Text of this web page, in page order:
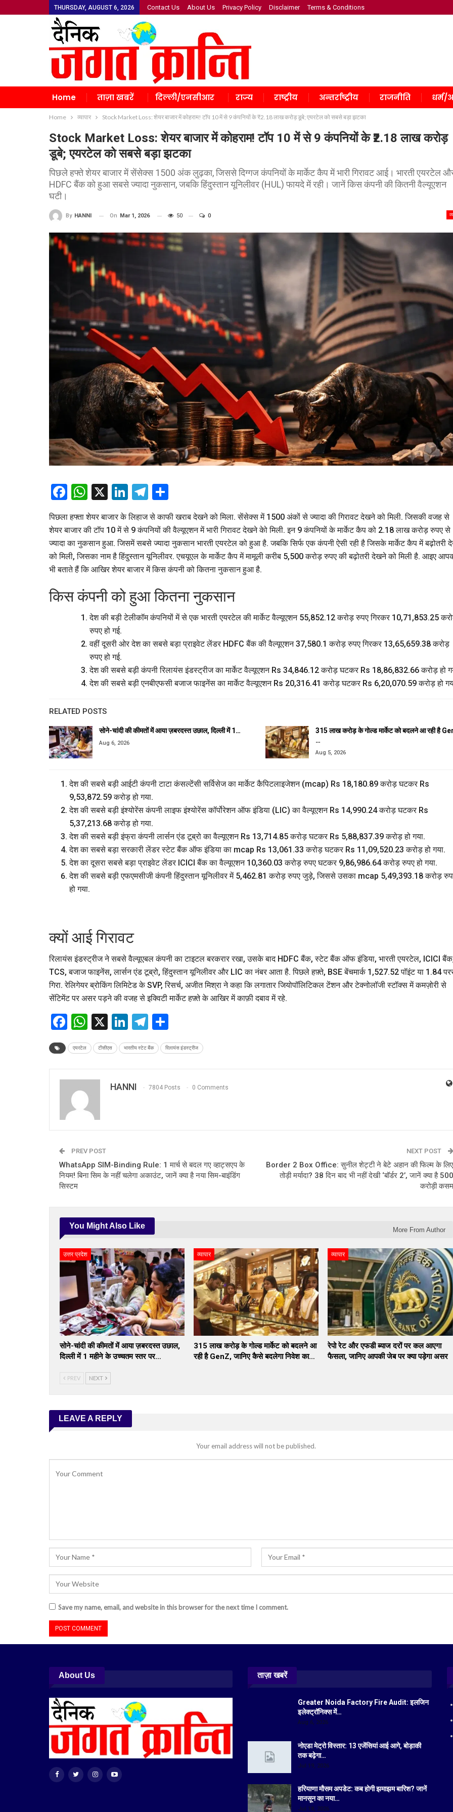
THURSDAY, AUGUST 6, 2026 Contact Us About Us Privacy Policy Disclaimer Terms & Conditions
Home ताज़ा खबरें दिल्ली/एनसीआर राज्य राष्ट्रीय अन्तर्राष्ट्रीय राजनीति धर्म/
Home व्यापार Stock Market Loss: शेयर बाजार में कोहराम! टॉप 10 में से 9 कंपनियों के ₹2.18 लाख करोड़ डूबे; एयरटेल को सबसे बड़ा झटका
Stock Market Loss: शेयर बाजार में कोहराम! टॉप 10 में से 9 कंपनियों के ₹2.18 लाख करोड़
डूबे; एयरटेल को सबसे बड़ा झटका
पिछले हफ्ते शेयर बाजार में सेंसेक्स 1500 अंक लुढ़का, जिससे दिग्गज कंपनियों के मार्केट कैप में भारी गिरावट आई। भारती एयरटेल
HDFC बैंक को हुआ सबसे ज्यादा नुकसान, जबकि हिंदुस्तान यूनिलीवर (HUL) फायदे में रही। जानें किस कंपनी की कितनी वैल्यूएशन
घटी।
By HANNI On Mar 1, 2026 50 0
Facebook
WhatsApp
X LinkedIn
Telegram
पिछला हफ्ता शेयर बाजार के लिहाज से काफी खराब देखने को मिला. सेंसेक्स में 1500 अंकों से ज्यादा की गिरावट देखने को मिली. जिसकी वजह से
शेयर बाजार की टॉप 10 में से 9 कंपनियों की वैल्यूएशन में भारी गिरावट देखने केो मिली. इन 9 कंपनियों के मार्केट कैप को 2.18 लाख करोड़ रुपए से
ज्यादा का नुकसान हुआ. जिसमें सबसे ज्यादा नुकसान भारती एयरटेल को हुआ है. जबकि सिर्फ एक कंपनी ऐसी रही है जिसके मार्केट कैप में बढ़ोतरी
को मिली, जिसका नाम है हिंदुस्तान यूनिलीवर. एचयूएल के मार्केट कैप में मामूली करीब 5,500 करोड़ रुपए की बढ़ोतरी देखने को मिली है. आइए
भी बताते हैं कि आखिर शेयर बाजार में किस कंपनी को कितना नुकसान हुआ है.
किस कंपनी को हुआ कितना नुकसान
देश की बड़ी टेलीकॉम कंपनियों में से एक भारती एयरटेल की मार्केट वैल्यूएशन 55,852.12 करोड़ रुपए गिरकर 10,71,853.25
रुपए हो गई.
वहीं दूसरी ओर देश का सबसे बड़ा प्राइवेट लेंडर HDFC बैंक की वैल्यूएशन 37,580.1 करोड़ रुपए गिरकर 13,65,659.38 करोड़
रुपए हो गई.
देश की सबसे बड़ी कंपनी रिलायंस इंडस्ट्रीज का मार्केट वैल्यूएशन Rs 34,846.12 करोड़ घटकर Rs 18,86,832.66 करोड़ हो
देश की सबसे बड़ी एनबीएफसी बजाज फाइनेंस का मार्केट वैल्यूएशन Rs 20,316.41 करोड़ घटकर Rs 6,20,070.59 करोड़ हो
RELATED POSTS
सोने-चांदी की कीमतों में आया ज़बरदस्त उछाल, दिल्ली में 1…
Aug 6, 2026
₹315 लाख करोड़ के गोल्ड मार्केट को बदलने आ रही है
…
Aug 5, 2026
देश की सबसे बड़ी आईटी कंपनी टाटा कंसल्टेंसी सर्विसेज का मार्केट कैपिटलाइजेशन (mcap) Rs 18,180.89 करोड़ घटकर Rs
9,53,872.59 करोड़ हो गया.
देश की सबसे बड़ी इंश्योरेंस कंपनी लाइफ इंश्योरेंस कॉर्पोरेशन ऑफ इंडिया (LIC) का वैल्यूएशन Rs 14,990.24 करोड़ घटकर Rs
5,37,213.68 करोड़ हो गया.
देश की सबसे बड़ी इंफ्रा कंपनी लार्सन एंड टूब्रो का वैल्यूएशन Rs 13,714.85 करोड़ घटकर Rs 5,88,837.39 करोड़ हो गया.
देश का सबसे बड़ा सरकारी लेंडर स्टेट बैंक ऑफ इंडिया का mcap Rs 13,061.33 करोड़ घटकर Rs 11,09,520.23 करोड़ हो गया.
देश का दूसरा सबसे बड़ा प्राइवेट लेंडर ICICI बैंक का वैल्यूएशन 10,360.03 करोड़ रुपए घटकर 9,86,986.64 करोड़ रुपए हो गया.
देश की सबसे बड़ी एफएमसीजी कंपनी हिंदुस्तान यूनिलीवर में 5,462.81 करोड़ रुपए जुड़े, जिससे उसका mcap 5,49,393.18 करोड़
हो गया.
क्यों आई गिरावट
रिलायंस इंडस्ट्रीज ने सबसे वैल्यूएबल कंपनी का टाइटल बरकरार रखा, उसके बाद HDFC बैंक, स्टेट बैंक ऑफ इंडिया, भारती एयरटेल, ICICI
TCS, बजाज फाइनेंस, लार्सन एंड टूब्रो, हिंदुस्तान यूनिलीवर और LIC का नंबर आता है. पिछले हफ़्ते, BSE बेंचमार्क 1,527.52 पॉइंट या 1.84
गिरा. रेलिगेयर ब्रोकिंग लिमिटेड के SVP, रिसर्च, अजीत मिश्रा ने कहा कि लगातार जियोपॉलिटिकल टेंशन और टेक्नोलॉजी स्टॉक्स में कमज़ोरी से
सेंटिमेंट पर असर पड़ने की वजह से इक्विटी मार्केट हफ़्ते के आखिर में काफ़ी दबाव में रहे.
Facebook
WhatsApp
X LinkedIn
Telegram
एयरटेल टीसीएस भारतीय स्टेट बैंक रिलायंस इंडस्ट्रीज
HANNI 7804 Posts 0 Comments
PREV POST
WhatsApp SIM-Binding Rule: 1 मार्च से बदल गए व्हाट्सएप के
नियम! बिना सिम के नहीं चलेगा अकाउंट, जानें क्या है नया सिम-बाइंडिंग
सिस्टम
NEXT POST
Border 2 Box Office: सुनील शेट्टी ने बेटे अहान की फिल्म के लिए
तोड़ी मर्यादा? 38 दिन बाद भी नहीं देखी ‘बॉर्डर 2’, जानें क्या है 500
करोड़ी कसम
You Might Also Like More From Author
उत्तर प्रदेश
सोने-चांदी की कीमतों में आया ज़बरदस्त उछाल,
दिल्ली में 1 महीने के उच्चतम स्तर पर…
व्यापार
₹315 लाख करोड़ के गोल्ड मार्केट को बदलने आ
रही है GenZ, जानिए कैसे बदलेगा निवेश का…
व्यापार
रेपो रेट और एफडी ब्याज दरों पर कल आएगा
फैसला, जानिए आपकी जेब पर क्या पड़ेगा असर
PREV NEXT
LEAVE A REPLY
Your email address will not be published.
Save my name, email, and website in this browser for the next time I comment.
About Us ताज़ा खबरें
Greater Noida Factory Fire Audit: इलजिन
इलेक्ट्रॉनिक्स में…
Aug 6, 2026
नोएडा मेट्रो विस्तार: 13 एजेंसियां आई आगे, बोड़ाकी
तक बढ़ेगा…
Jul 19, 2026
हरियाणा मौसम अपडेट: कब होगी झमाझम बारिश? जानें
मानसून का नया…
Jul 18, 2026